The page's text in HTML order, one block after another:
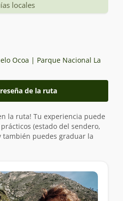
locales
Ocoa | Parque Nacional La
de la ruta
la ruta! Tu experiencia puede
(estado del sendero,
también puedes graduar la